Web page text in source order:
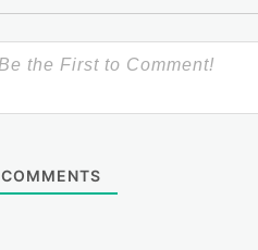
COMMENTS